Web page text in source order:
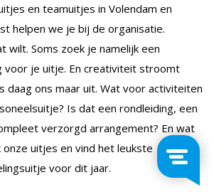
en teamuitjes in Volendam en
helpen we je bij de organisatie.
wilt. Soms zoek je namelijk een
voor je uitje. En creativiteit stroomt
daag ons maar uit. Wat voor activiteiten
Is dat een rondleiding, een
verzorgd arrangement? En wat
uitjes en vind het leukste
voor dit jaar.